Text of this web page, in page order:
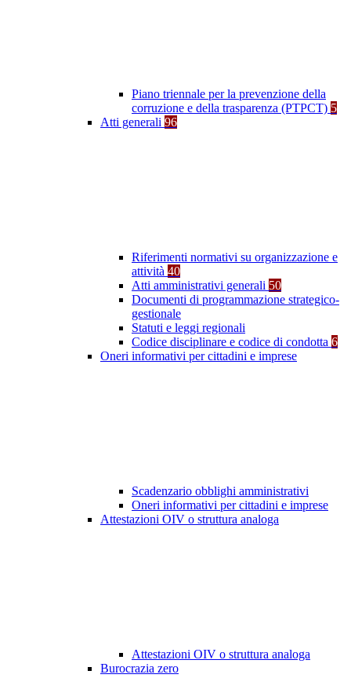
Piano triennale per la prevenzione della
corruzione e della trasparenza (PTPCT) 5
Atti generali 96
Riferimenti normativi su organizzazione e
attività 40
Atti amministrativi generali 50
Documenti di programmazione strategico-
gestionale
Statuti e leggi regionali
Codice disciplinare e codice di condotta 6
Oneri informativi per cittadini e imprese
Scadenzario obblighi amministrativi
Oneri informativi per cittadini e imprese
Attestazioni OIV o struttura analoga
Attestazioni OIV o struttura analoga
Burocrazia zero